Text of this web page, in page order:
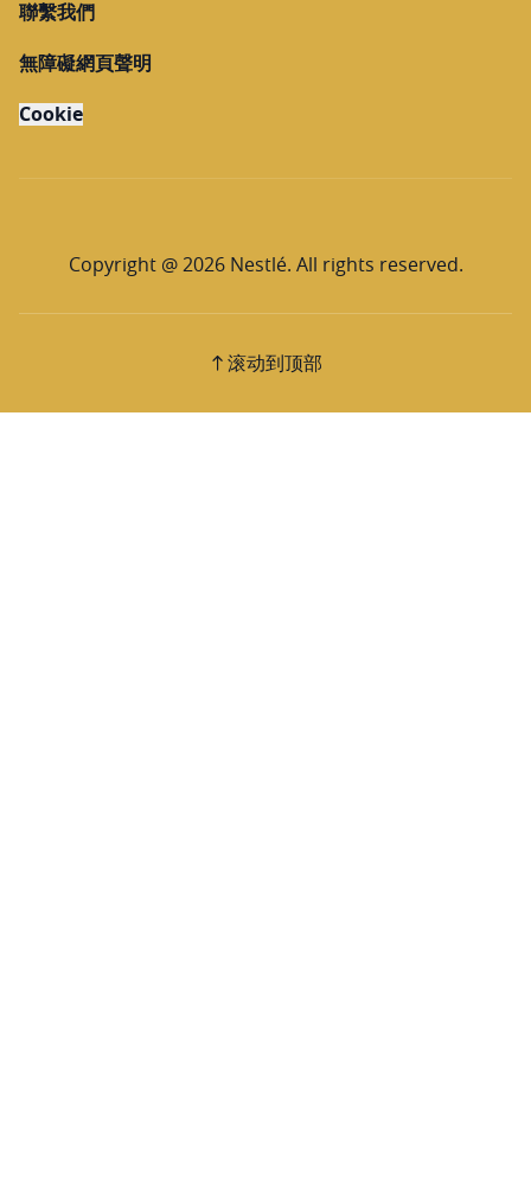
聯繫我們
無障礙網頁聲明
Cookie
Copyright @ 2026 Nestlé. All rights reserved.
滚动到顶部